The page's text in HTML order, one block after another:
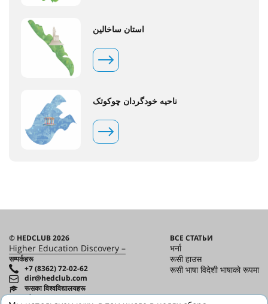
استان ساخالین
ناحیه خودگردان چوکوتک
© HEDCLUB 2026
Higher Education Discovery –
सम्पर्कहरू
+7 (8362) 72-02-62
dir@hedclub.com
ВСЕ СТАТЬИ
भर्ना
रूसी हाउस
रूसी भाषा विदेशी भाषाको रूपमा
रूसका विश्वविद्यालयहरू
रूसका क्षेत्रहरू